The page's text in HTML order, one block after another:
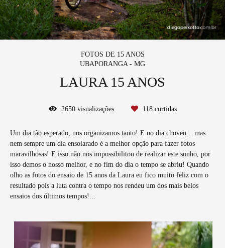
FOTOS DE 15 ANOS
UBAPORANGA - MG
LAURA 15 ANOS
2650visualizações 118curtidas
Um dia tão esperado, nos organizamos tanto! E no dia choveu... mas
nem sempre um dia ensolarado é a melhor opção para fazer fotos
maravilhosas! E isso não nos impossibilitou de realizar este sonho, por
isso demos o nosso melhor, e no fim do dia o tempo se abriu! Quando
olho as fotos do ensaio de 15 anos da Laura eu fico muito feliz com o
resultado pois a luta contra o tempo nos rendeu um dos mais belos
ensaios dos últimos tempos!...